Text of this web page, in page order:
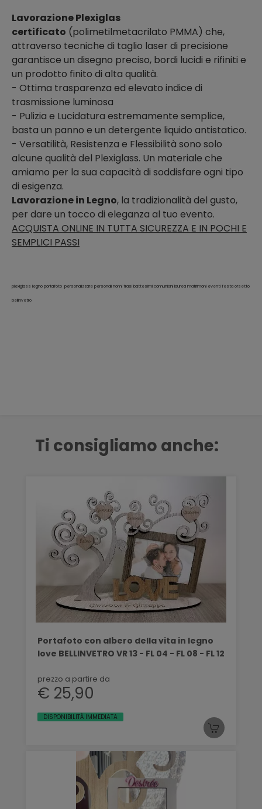
Lavorazione Plexiglas
certificato (polimetilmetacrilato PMMA) che,
attraverso tecniche di taglio laser di precisione
garantisce un disegno preciso, bordi lucidi e rifiniti e
un prodotto finito di alta qualità.
- Ottima trasparenza ed elevato indice di
trasmissione luminosa
- Pulizia e Lucidatura estremamente semplice,
basta un panno e un detergente liquido antistatico.
- Versatilità, Resistenza e Flessibilità sono solo
alcune qualità del Plexiglass. Un materiale che
amiamo per la sua capacità di soddisfare ogni tipo
di esigenza.
Lavorazione in Legno, la tradizionalità del gusto,
per dare un tocco di eleganza al tuo evento.
ACQUISTA ONLINE IN TUTTA SICUREZZA E IN POCHI E
SEMPLICI PASSI
plexiglass legno portafoto personalizzare personali nomi frasi battesimi comunioni laurea matrimoni eventi festa orsetto
bellinvetro
Ti consigliamo anche:
Portafoto con albero della vita in legno
love BELLINVETRO VR 13 - FL 04 - FL 08 - FL 12
prezzo a partire da
€ 25,90
DISPONIBILITÀ IMMEDIATA